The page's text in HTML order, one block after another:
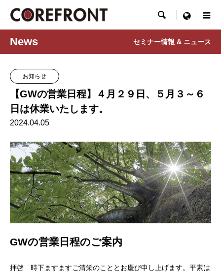
 menu
News セミナー情報 & ニュース
お知らせ
【GWの営業日程】４月２９日、５月３～６
日は休業いたします。
2024.04.05
GWの営業日程のご案内
拝啓 時下ますますご清栄のこととお慶び申し上げます。平素は